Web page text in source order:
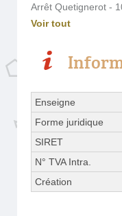
Arrêt Quetignerot -
Voir tout
Enseigne
Forme juridique
SIRET
N° TVA Intra.
Création